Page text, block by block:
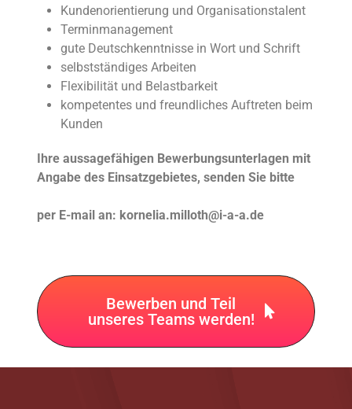
Kundenorientierung und Organisationstalent
Terminmanagement
gute Deutschkenntnisse in Wort und Schrift
selbstständiges Arbeiten
Flexibilität und Belastbarkeit
kompetentes und freundliches Auftreten beim
Kunden
Ihre aussagefähigen Bewerbungsunterlagen mit
Angabe des Einsatzgebietes, senden Sie bitte
per E-mail an: kornelia.milloth@i-a-a.de
Bewerben und Teil
unseres Teams werden!